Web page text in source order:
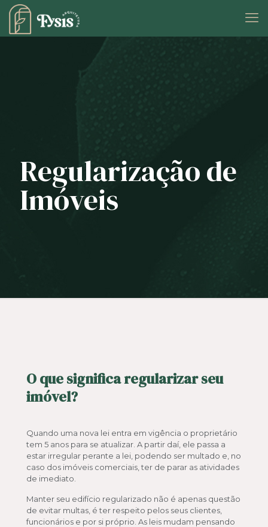
Regularização de
Imóveis
O que significa regularizar seu
imóvel?
Quando uma nova lei entra em vigência o proprietário
tem 5 anos para se atualizar. A partir daí, ele passa a
estar irregular perante a lei, podendo ser multado e, no
caso dos imóveis comerciais, ter de parar as atividades
de imediato.
Manter seu edifício regularizado não é apenas questão
de evitar multas, é ter respeito pelos seus clientes,
funcionários e por si próprio. As leis mudam pensando